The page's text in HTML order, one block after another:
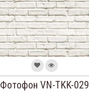
Фотофон VN-TKK-029